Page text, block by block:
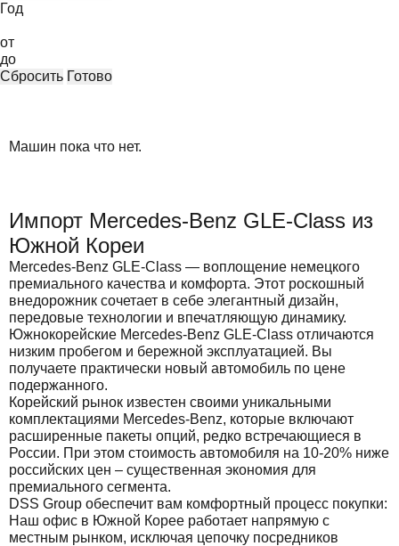
Год
от
до
Сбросить Готово
Машин пока что нет.
Импорт Mercedes-Benz GLE-Class из
Южной Кореи
Mercedes-Benz GLE-Class — воплощение немецкого
премиального качества и комфорта. Этот роскошный
внедорожник сочетает в себе элегантный дизайн,
передовые технологии и впечатляющую динамику.
Южнокорейские Mercedes-Benz GLE-Class отличаются
низким пробегом и бережной эксплуатацией. Вы
получаете практически новый автомобиль по цене
подержанного.
Корейский рынок известен своими уникальными
комплектациями Mercedes-Benz, которые включают
расширенные пакеты опций, редко встречающиеся в
России. При этом стоимость автомобиля на 10-20% ниже
российских цен – существенная экономия для
премиального сегмента.
DSS Group обеспечит вам комфортный процесс покупки:
Наш офис в Южной Корее работает напрямую с
местным рынком, исключая цепочку посредников